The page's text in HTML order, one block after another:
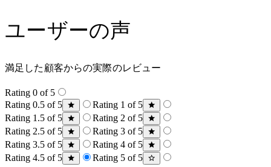
ユーザーの声
満足した顧客からの実際のレビュー
Rating 0 of 5
Rating 0.5 of 5
Rating 1 of 5
Rating 1.5 of 5
Rating 2 of 5
Rating 2.5 of 5
Rating 3 of 5
Rating 3.5 of 5
Rating 4 of 5
Rating 4.5 of 5
Rating 5 of 5